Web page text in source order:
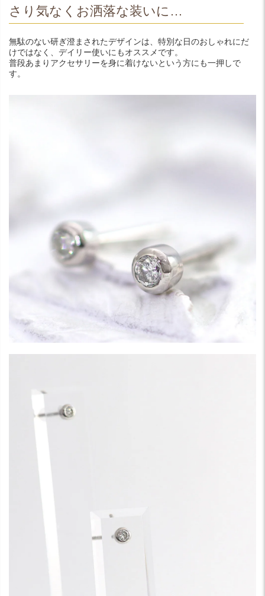
さり気なくお洒落な装いに…
無駄のない研ぎ澄まされたデザインは、特別な日のおしゃれにだ
けではなく、デイリー使いにもオススメです。
普段あまりアクセサリーを身に着けないという方にも一押しで
す。